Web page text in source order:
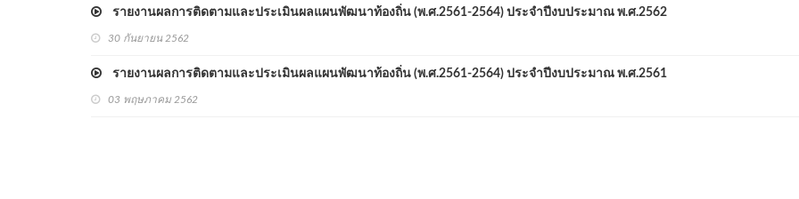
รายงานผลการติดตามและประเมินผลแผนพัฒนาท้องถิ่น (พ.ศ.2561-2564) ประจำปีงบประมาณ พ.ศ.2562
30 กันยายน 2562
รายงานผลการติดตามและประเมินผลแผนพัฒนาท้องถิ่น (พ.ศ.2561-2564) ประจำปีงบประมาณ พ.ศ.2561
03 พฤษภาคม 2562